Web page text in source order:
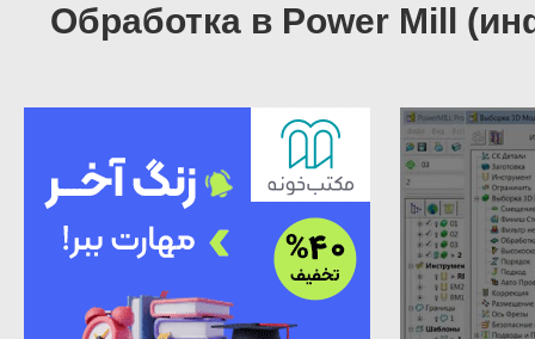
02-4 Обработка в Power